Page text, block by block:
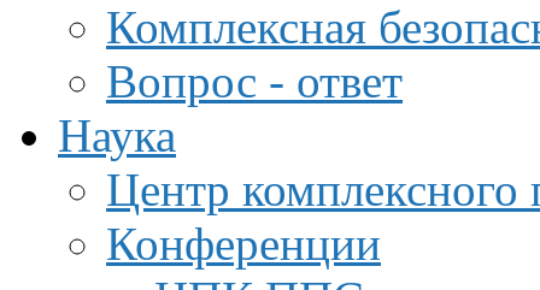
Комплексная
Вопрос - ответ
Наука
Центр
Конференции